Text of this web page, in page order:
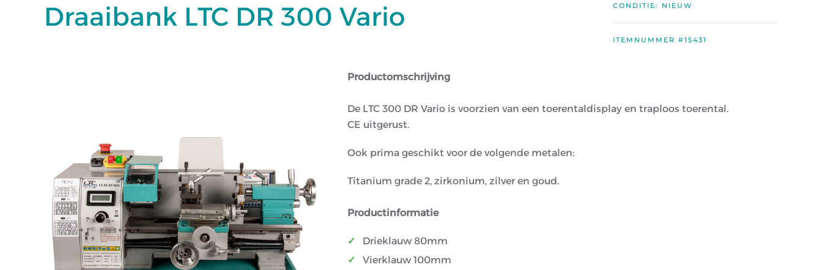
Draaibank LTC DR 300 Vario CONDITIE: NIEUW
ITEMNUMMER #15431
Productomschrijving
De LTC 300 DR Vario is voorzien van een toerentaldisplay en traploos toerental.
CE uitgerust.
Ook prima geschikt voor de volgende metalen:
Titanium grade 2, zirkonium, zilver en goud.
Productinformatie
Drieklauw 80mm
Vierklauw 100mm